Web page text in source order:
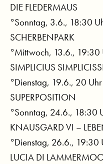
DIE FLEDERMAUS
°Sonntag, 3.6., 18:30
SCHERBENPARK
°Mittwoch, 13.6., 19:30
SIMPLICIUS
°Dienstag, 19.6., 20
SUPERPOSITION
°Sonntag, 24.6., 18:30
KNAUSGARD VI –
°Dienstag, 26.6., 19:30
LUCIA DI